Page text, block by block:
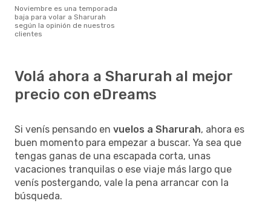
noviembre es una temporada
baja para volar a Sharurah
según la opinión de nuestros
clientes
Volá ahora a Sharurah al mejor
precio con eDreams
Si venís pensando en vuelos a Sharurah, ahora es
buen momento para empezar a buscar. Ya sea que
tengas ganas de una escapada corta, unas
vacaciones tranquilas o ese viaje más largo que
venís postergando, vale la pena arrancar con la
búsqueda.